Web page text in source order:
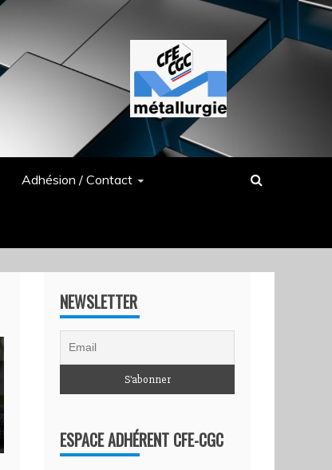
Adhésion / Contact
NEWSLETTER
ESPACE ADHÉRENT CFE-CGC